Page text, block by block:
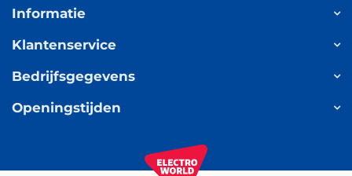
Informatie
Klantenservice
Bedrijfsgegevens
Openingstijden